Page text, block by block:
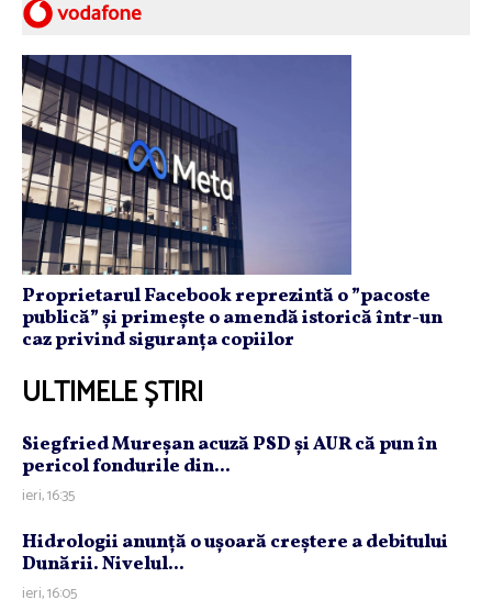
Proprietarul Facebook reprezintă o ”pacoste
publică” și primește o amendă istorică într-un
caz privind siguranța copiilor
ULTIMELE ȘTIRI
Siegfried Mureşan acuză PSD şi AUR că pun în
pericol fondurile din...
ieri, 16:35
Hidrologii anunţă o uşoară creştere a debitului
Dunării. Nivelul...
ieri, 16:05